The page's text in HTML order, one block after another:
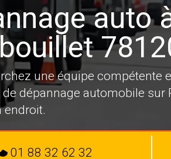
auto
une équipe compétente
de dépannage automobile sur
endroit.
Tel
01 88 32 62 32